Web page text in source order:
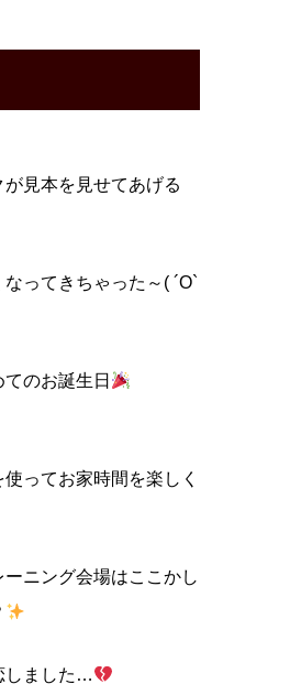
が見本を見せてあげる
なってきちゃった～( ´O`
てのお誕生日
使ってお家時間を楽しく
ーニング会場はここかし
しました…